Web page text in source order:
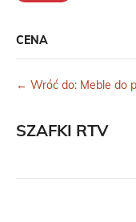
CENA
← Wróć do: Meble do
SZAFKI RTV